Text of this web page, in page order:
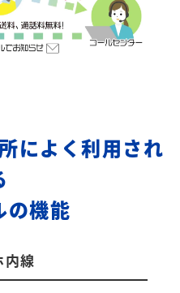
によく利用され
の機能
内線